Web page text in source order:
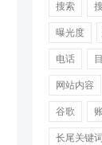
搜索
曝光度
电话
网站内容
谷歌
长尾关键词